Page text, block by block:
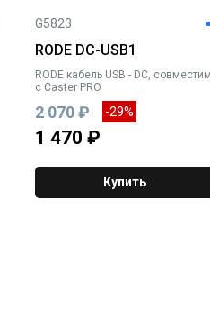
G5823
RODE DC-USB1
RODE кабель USB - DC, совместим
с Caster PRO
2 070 ₽ -29%
1 470 ₽
Купить